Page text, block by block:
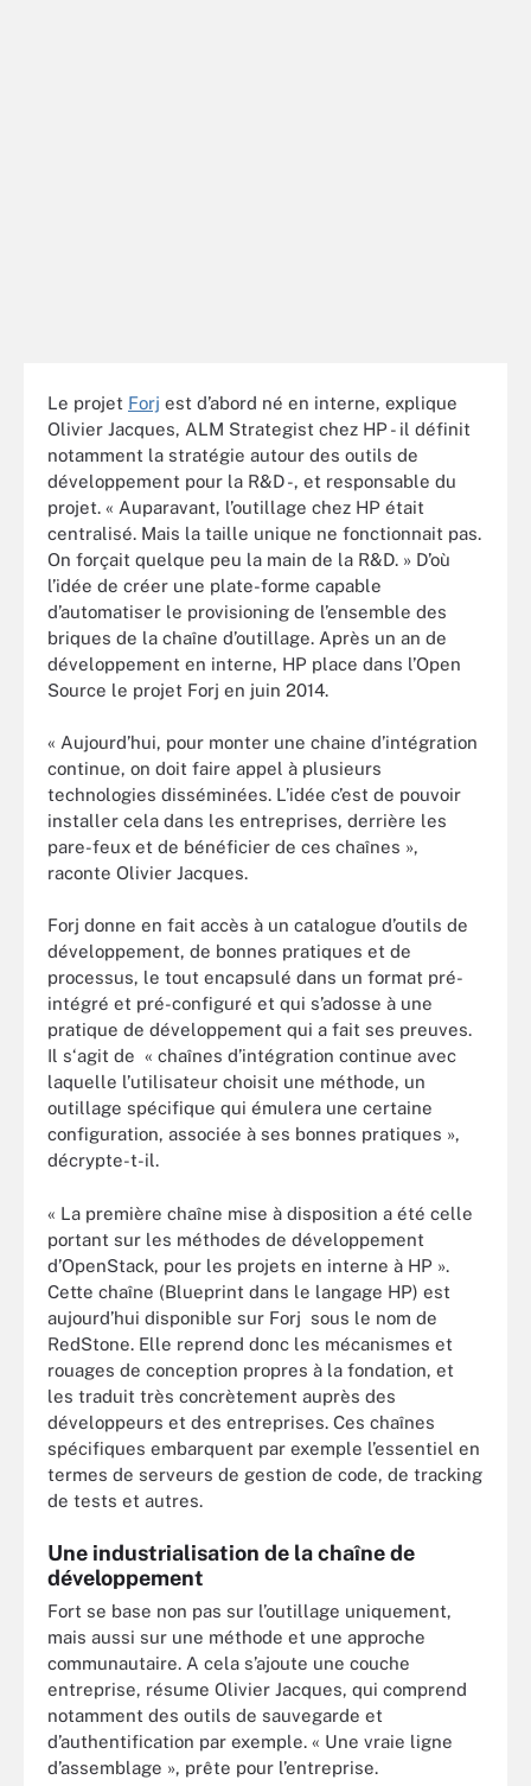
Le projet Forj est d’abord né en interne, explique
Olivier Jacques, ALM Strategist chez HP - il définit
notamment la stratégie autour des outils de
développement pour la R&D -, et responsable du
projet. « Auparavant, l’outillage chez HP était
centralisé. Mais la taille unique ne fonctionnait pas.
On forçait quelque peu la main de la R&D. » D’où
l’idée de créer une plate-forme capable
d’automatiser le provisioning de l’ensemble des
briques de la chaîne d’outillage. Après un an de
développement en interne, HP place dans l’Open
Source le projet Forj en juin 2014.
« Aujourd’hui, pour monter une chaine d’intégration
continue, on doit faire appel à plusieurs
technologies disséminées. L’idée c’est de pouvoir
installer cela dans les entreprises, derrière les
pare-feux et de bénéficier de ces chaînes »,
raconte Olivier Jacques.
Forj donne en fait accès à un catalogue d’outils de
développement, de bonnes pratiques et de
processus, le tout encapsulé dans un format pré-
intégré et pré-configuré et qui s’adosse à une
pratique de développement qui a fait ses preuves.
Il s‘agit de « chaînes d’intégration continue avec
laquelle l’utilisateur choisit une méthode, un
outillage spécifique qui émulera une certaine
configuration, associée à ses bonnes pratiques »,
décrypte-t-il.
« La première chaîne mise à disposition a été celle
portant sur les méthodes de développement
d’OpenStack, pour les projets en interne à HP ».
Cette chaîne (Blueprint dans le langage HP) est
aujourd’hui disponible sur Forj sous le nom de
RedStone. Elle reprend donc les mécanismes et
rouages de conception propres à la fondation, et
les traduit très concrètement auprès des
développeurs et des entreprises. Ces chaînes
spécifiques embarquent par exemple l’essentiel en
termes de serveurs de gestion de code, de tracking
de tests et autres.
Une industrialisation de la chaîne de
développement
Fort se base non pas sur l’outillage uniquement,
mais aussi sur une méthode et une approche
communautaire. A cela s’ajoute une couche
entreprise, résume Olivier Jacques, qui comprend
notamment des outils de sauvegarde et
d’authentification par exemple. « Une vraie ligne
d’assemblage », prête pour l’entreprise.